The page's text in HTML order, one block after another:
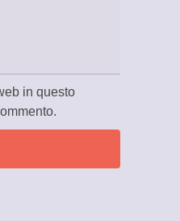
in questo